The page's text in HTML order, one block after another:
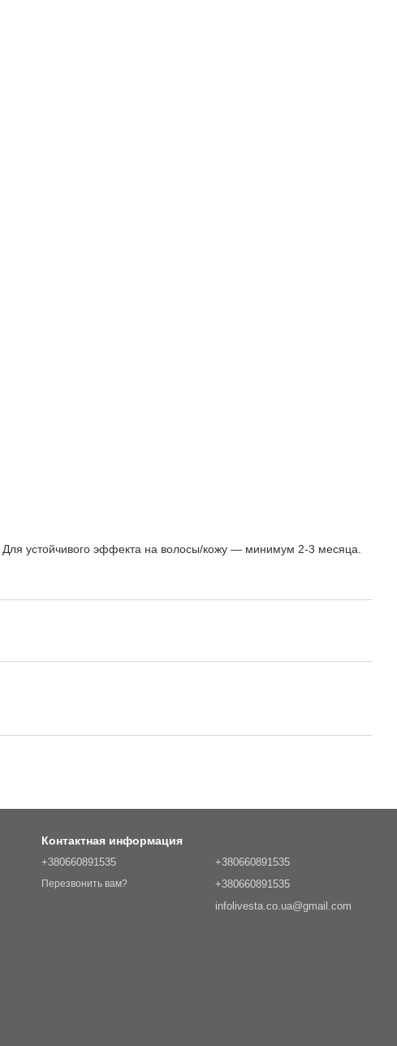
Для устойчивого эффекта на волосы/кожу — минимум 2-3 месяца.
Контактная информация
+380660891535
Перезвонить вам?
+380660891535
+380660891535
infolivesta.co.ua@gmail.com